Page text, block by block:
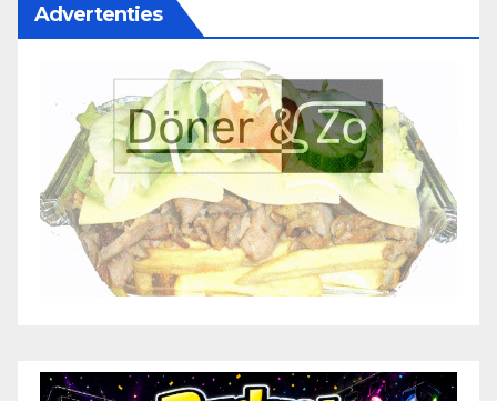
Advertenties